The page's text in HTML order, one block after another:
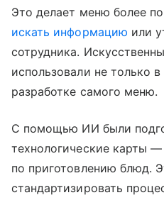
Это делает меню более
искать информацию или
сотрудника.
использовали не только
разработке самого меню.
С помощью ИИ были
технологические карты
по приготовлению блюд.
стандартизировать